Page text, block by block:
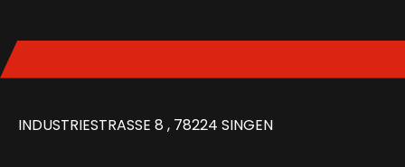
INDUSTRIESTRASSE 8 , 78224 SINGEN